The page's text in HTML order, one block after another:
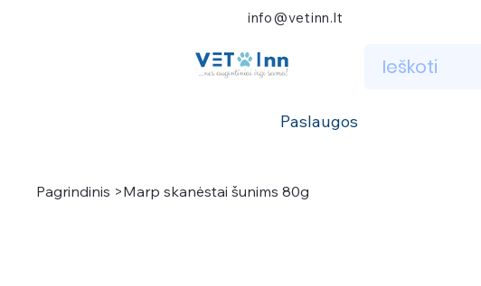
Paslaugos
info@vetinn.lt
Pagrindinis >Marp skanėstai šunims 80g